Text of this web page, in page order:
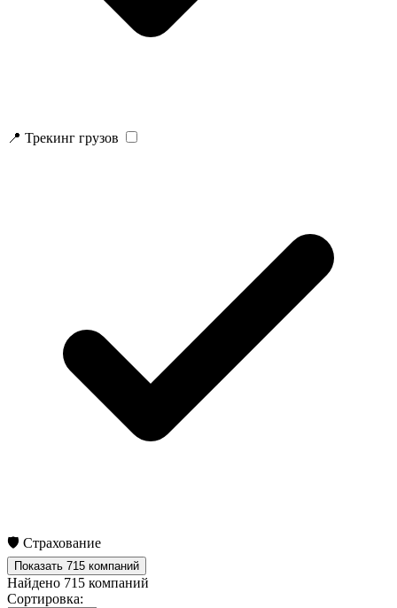
📍 Трекинг грузов
🛡️ Страхование
Показать 715 компаний
Найдено 715 компаний
Сортировка: